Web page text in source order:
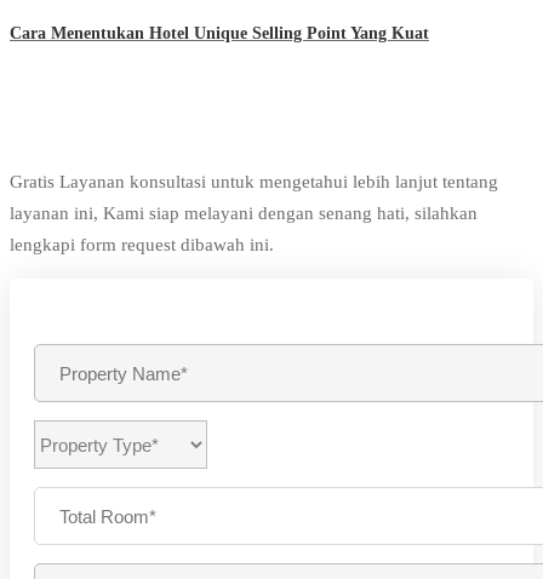
Cara Menentukan Hotel Unique Selling Point Yang Kuat
Gratis Layanan konsultasi untuk mengetahui lebih lanjut tentang
layanan ini, Kami siap melayani dengan senang hati, silahkan
lengkapi form request dibawah ini.